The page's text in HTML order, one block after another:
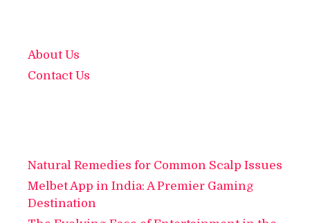
About Us
Contact Us
Natural Remedies for Common Scalp Issues
Melbet App in India: A Premier Gaming
Destination